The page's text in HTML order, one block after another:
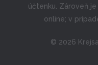
účtenku. Zároveň
online; v
© 2026